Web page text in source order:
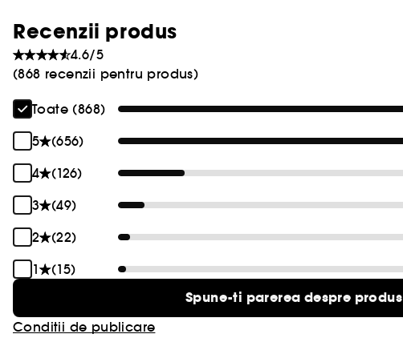
Recenzii produs
4.6/5
(868 recenzii pentru produs)
Toate (868)
5
(656)
4
(126)
3
(49)
2
(22)
1
(15)
Spune-ti parerea despre produs
Conditii de publicare